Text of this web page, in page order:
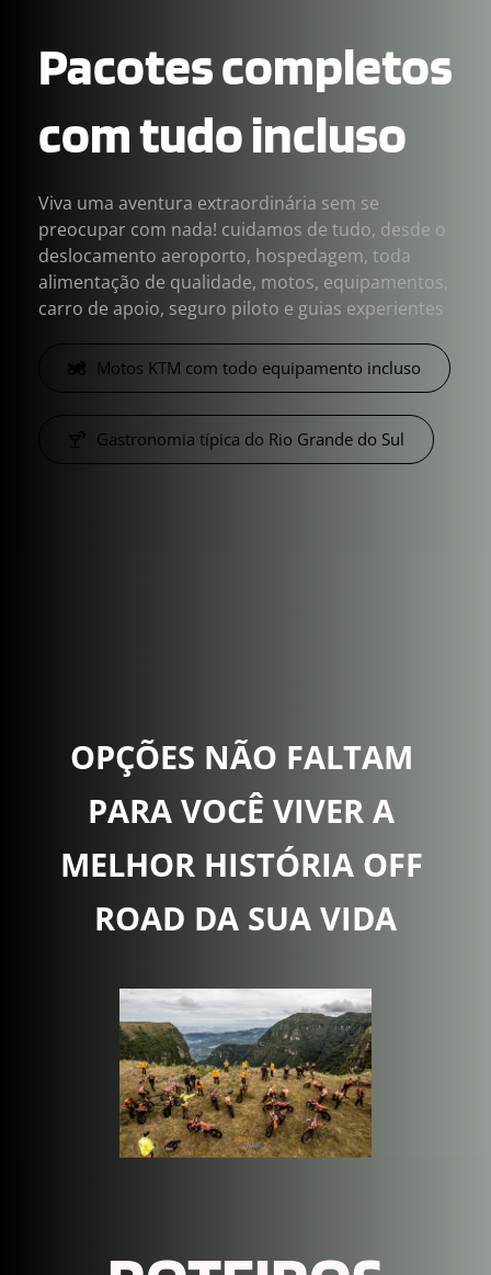
Pacotes completos
com tudo incluso
Viva uma aventura extraordinária sem se
preocupar com nada! cuidamos de tudo, desde o
deslocamento aeroporto, hospedagem, toda
alimentação de qualidade, motos, equipamentos,
carro de apoio, seguro piloto e guias experientes
Motos KTM com todo equipamento incluso
Gastronomia típica do Rio Grande do Sul
OPÇÕES NÃO FALTAM
PARA VOCÊ VIVER A
MELHOR HISTÓRIA OFF
ROAD DA SUA VIDA